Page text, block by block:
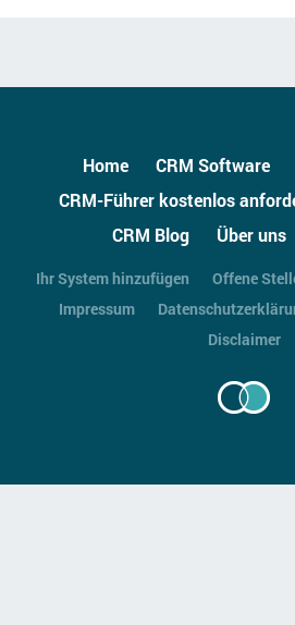
Home CRM Software
CRM-Führer kostenlos
CRM Blog
Über uns
Ihr System hinzufügen
Offene
Impressum
Disclaimer